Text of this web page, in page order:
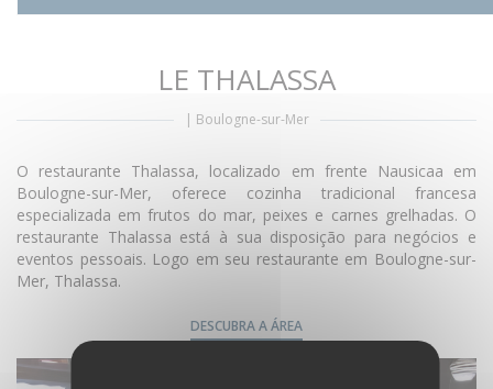
LE THALASSA
| Boulogne-sur-Mer
O restaurante Thalassa, localizado em frente Nausicaa em
Boulogne-sur-Mer, oferece cozinha tradicional francesa
especializada em frutos do mar, peixes e carnes grelhadas. O
restaurante Thalassa está à sua disposição para negócios e
eventos pessoais. Logo em seu restaurante em Boulogne-sur-
Mer, Thalassa.
DESCUBRA A ÁREA